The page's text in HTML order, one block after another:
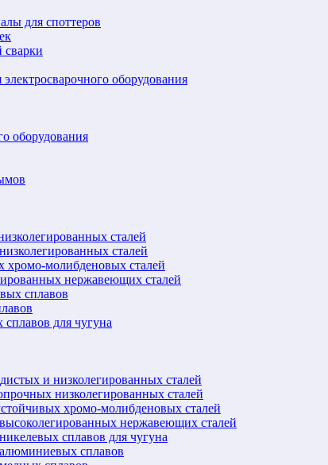
для споттеров
сварки
оборудования
оборудования
сталей
сталей
хромо-молибденовых сталей
нержавеющих сталей
сплавов
для чугуна
и низколегированных сталей
низколегированных сталей
хромо-молибденовых сталей
нержавеющих сталей
сплавов для чугуна
сплавов